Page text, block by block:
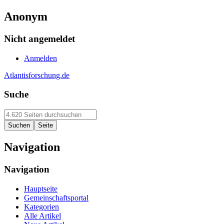
Anonym
Nicht angemeldet
Anmelden
Atlantisforschung.de
Suche
Navigation
Navigation
Hauptseite
Gemeinschaftsportal
Kategorien
Alle Artikel